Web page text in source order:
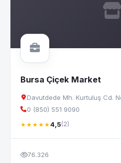
Bursa Çiçek Market
Davutdede Mh. Kurtuluş Cd.
0 (850) 551 9090
★★★★★4,5(2)
76.326